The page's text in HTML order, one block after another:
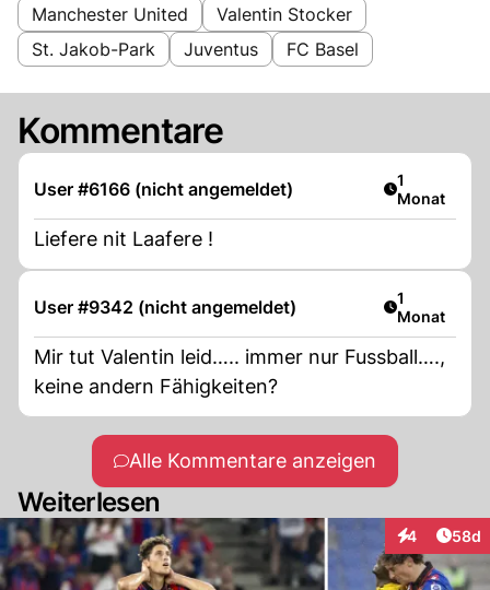
Manchester United
Valentin Stocker
St. Jakob-Park
Juventus FC Basel
Kommentare
User #6166 (nicht angemeldet) Artikel
1
Monat
Liefere nit Laafere !
User #9342 (nicht angemeldet) Artikel
1
Monat
Mir tut Valentin leid….. immer nur Fussball….,
keine andern Fähigkeiten?
Alle Kommentare anzeigen
Weiterlesen
4
Interaktionen
58d